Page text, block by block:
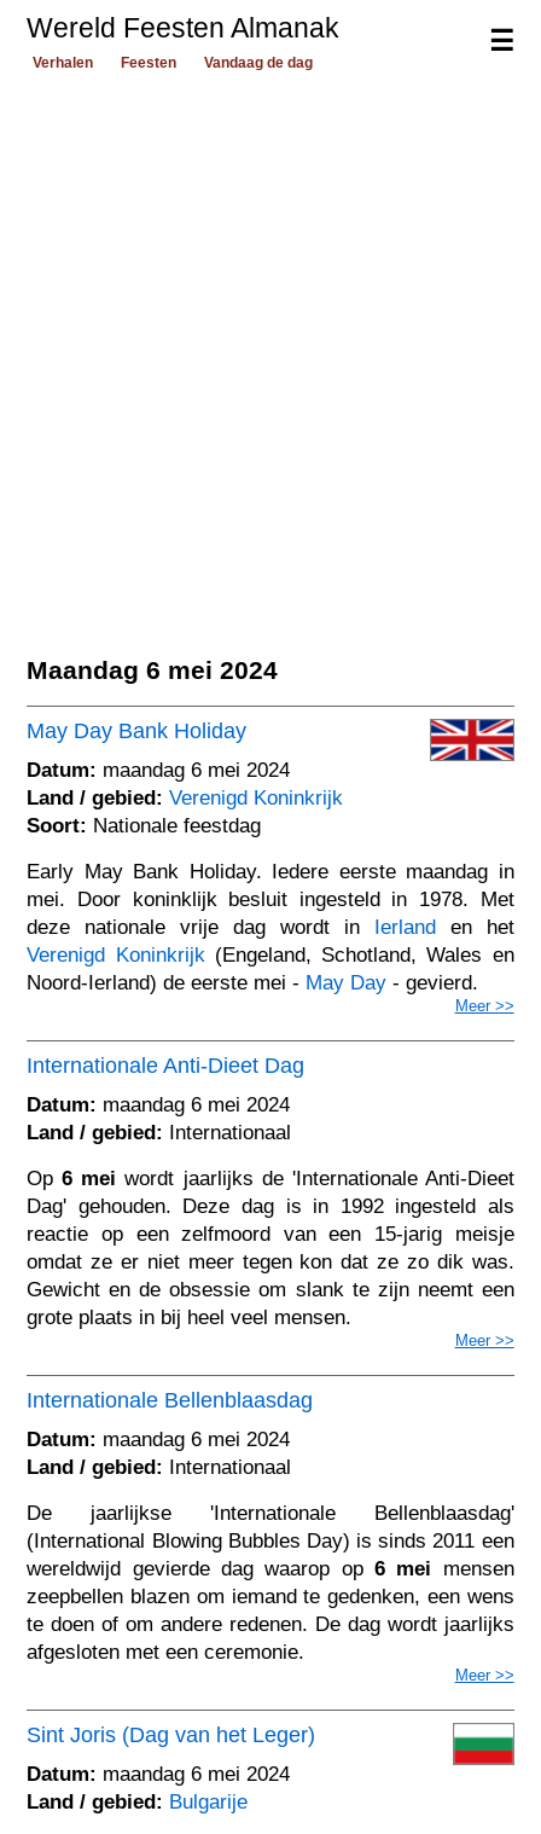
☰
Wereld Feesten Almanak
Verhalen Feesten Vandaag de dag
Maandag 6 mei 2024
May Day Bank Holiday
Datum: maandag 6 mei 2024
Land / gebied: Verenigd Koninkrijk
Soort: Nationale feestdag
Early May Bank Holiday. Iedere eerste maandag in
mei. Door koninklijk besluit ingesteld in 1978. Met
deze nationale vrije dag wordt in Ierlanden het
Verenigd Koninkrijk (Engeland, Schotland, Wales en
Noord-Ierland) de eerste mei - May Day - gevierd.
Meer >>
Internationale Anti-Dieet Dag
Datum: maandag 6 mei 2024
Land / gebied: Internationaal
Op6 mei wordt jaarlijks de 'Internationale Anti-Dieet
Dag' gehouden. Deze dag is in 1992 ingesteld als
reactie op een zelfmoord van een 15-jarig meisje
omdat ze er niet meer tegen kon dat ze zo dik was.
Gewicht en de obsessie om slank te zijn neemt een
grote plaats in bij heel veel mensen.
Meer >>
Internationale Bellenblaasdag
Datum: maandag 6 mei 2024
Land / gebied: Internationaal
De jaarlijkse 'Internationale Bellenblaasdag'
(International Blowing Bubbles Day) is sinds 2011 een
wereldwijd gevierde dag waarop op 6 mei mensen
zeepbellen blazen om iemand te gedenken, een wens
te doen of om andere redenen. De dag wordt jaarlijks
afgesloten met een ceremonie.
Meer >>
Sint Joris (Dag van het Leger)
Datum: maandag 6 mei 2024
Land / gebied: Bulgarije